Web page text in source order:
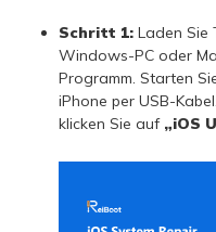
Schritt 1:Laden Sie
Windows-PC oder
Programm. Starten
iPhone per USB-
klicken Sie auf „iOS